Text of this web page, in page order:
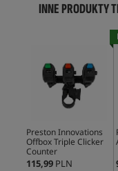
INNE PRODUKTY
Preston Innovations
Offbox Triple Clicker
Counter
115,99 PLN